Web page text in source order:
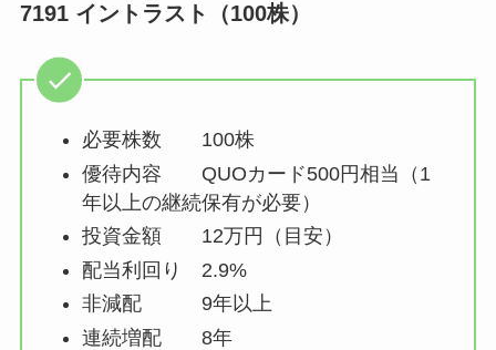
7191 イントラスト（100株）
必要株数 100株
優待内容 QUOカード500円相当（1
年以上の継続保有が必要）
投資金額 12万円（目安）
配当利回り 2.9%
非減配 9年以上
連続増配 8年